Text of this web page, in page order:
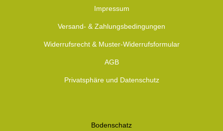
Impressum
Versand- & Zahlungsbedingungen
Widerrufsrecht & Muster-Widerrufsformular
AGB
Privatsphäre und Datenschutz
Bodenschatz